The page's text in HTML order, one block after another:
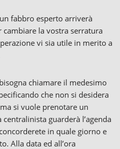
fabbro esperto arriverà
la vostra serratura
vi sia utile in merito a
chiamare il medesimo
che non si desidera
si vuole prenotare un
guarderà l’agenda
in quale giorno e
Alla data ed all’ora